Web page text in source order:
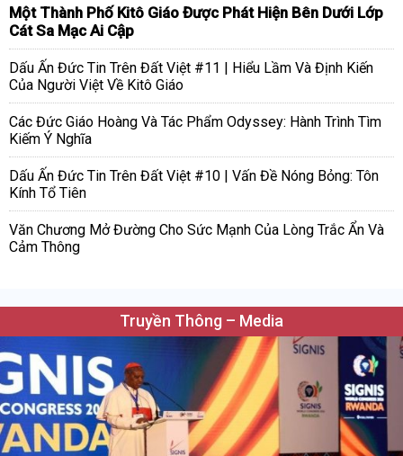
Một Thành Phố Kitô Giáo Được Phát Hiện Bên Dưới Lớp
Cát Sa Mạc Ai Cập
Dấu Ấn Đức Tin Trên Đất Việt #11 | Hiểu Lầm Và Định Kiến
Của Người Việt Về Kitô Giáo
Các Đức Giáo Hoàng Và Tác Phẩm Odyssey: Hành Trình Tìm
Kiếm Ý Nghĩa
Dấu Ấn Đức Tin Trên Đất Việt #10 | Vấn Đề Nóng Bỏng: Tôn
Kính Tổ Tiên
Văn Chương Mở Đường Cho Sức Mạnh Của Lòng Trắc Ẩn Và
Cảm Thông
Truyền Thông – Media